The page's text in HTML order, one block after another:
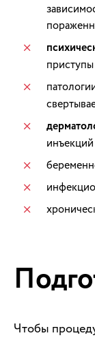
инъекций
Чтобы